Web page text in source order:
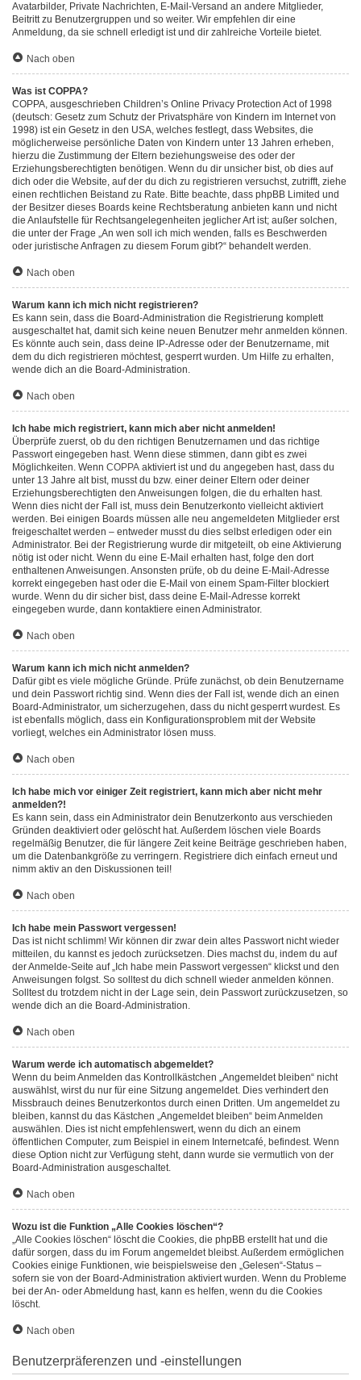
Avatarbilder, Private Nachrichten, E-Mail-Versand an andere Mitglieder,
Beitritt zu Benutzergruppen und so weiter. Wir empfehlen dir eine
Anmeldung, da sie schnell erledigt ist und dir zahlreiche Vorteile bietet.
Nach oben
Was ist COPPA?
COPPA, ausgeschrieben Children’s Online Privacy Protection Act of 1998
(deutsch: Gesetz zum Schutz der Privatsphäre von Kindern im Internet von
1998) ist ein Gesetz in den USA, welches festlegt, dass Websites, die
möglicherweise persönliche Daten von Kindern unter 13 Jahren erheben,
hierzu die Zustimmung der Eltern beziehungsweise des oder der
Erziehungsberechtigten benötigen. Wenn du dir unsicher bist, ob dies auf
dich oder die Website, auf der du dich zu registrieren versuchst, zutrifft, ziehe
einen rechtlichen Beistand zu Rate. Bitte beachte, dass phpBB Limited und
der Besitzer dieses Boards keine Rechtsberatung anbieten kann und nicht
die Anlaufstelle für Rechtsangelegenheiten jeglicher Art ist; außer solchen,
die unter der Frage „An wen soll ich mich wenden, falls es Beschwerden
oder juristische Anfragen zu diesem Forum gibt?“ behandelt werden.
Nach oben
Warum kann ich mich nicht registrieren?
Es kann sein, dass die Board-Administration die Registrierung komplett
ausgeschaltet hat, damit sich keine neuen Benutzer mehr anmelden können.
Es könnte auch sein, dass deine IP-Adresse oder der Benutzername, mit
dem du dich registrieren möchtest, gesperrt wurden. Um Hilfe zu erhalten,
wende dich an die Board-Administration.
Nach oben
Ich habe mich registriert, kann mich aber nicht anmelden!
Überprüfe zuerst, ob du den richtigen Benutzernamen und das richtige
Passwort eingegeben hast. Wenn diese stimmen, dann gibt es zwei
Möglichkeiten. Wenn COPPA aktiviert ist und du angegeben hast, dass du
unter 13 Jahre alt bist, musst du bzw. einer deiner Eltern oder deiner
Erziehungsberechtigten den Anweisungen folgen, die du erhalten hast.
Wenn dies nicht der Fall ist, muss dein Benutzerkonto vielleicht aktiviert
werden. Bei einigen Boards müssen alle neu angemeldeten Mitglieder erst
freigeschaltet werden – entweder musst du dies selbst erledigen oder ein
Administrator. Bei der Registrierung wurde dir mitgeteilt, ob eine Aktivierung
nötig ist oder nicht. Wenn du eine E-Mail erhalten hast, folge den dort
enthaltenen Anweisungen. Ansonsten prüfe, ob du deine E-Mail-Adresse
korrekt eingegeben hast oder die E-Mail von einem Spam-Filter blockiert
wurde. Wenn du dir sicher bist, dass deine E-Mail-Adresse korrekt
eingegeben wurde, dann kontaktiere einen Administrator.
Nach oben
Warum kann ich mich nicht anmelden?
Dafür gibt es viele mögliche Gründe. Prüfe zunächst, ob dein Benutzername
und dein Passwort richtig sind. Wenn dies der Fall ist, wende dich an einen
Board-Administrator, um sicherzugehen, dass du nicht gesperrt wurdest. Es
ist ebenfalls möglich, dass ein Konfigurationsproblem mit der Website
vorliegt, welches ein Administrator lösen muss.
Nach oben
Ich habe mich vor einiger Zeit registriert, kann mich aber nicht mehr
anmelden?!
Es kann sein, dass ein Administrator dein Benutzerkonto aus verschieden
Gründen deaktiviert oder gelöscht hat. Außerdem löschen viele Boards
regelmäßig Benutzer, die für längere Zeit keine Beiträge geschrieben haben,
um die Datenbankgröße zu verringern. Registriere dich einfach erneut und
nimm aktiv an den Diskussionen teil!
Nach oben
Ich habe mein Passwort vergessen!
Das ist nicht schlimm! Wir können dir zwar dein altes Passwort nicht wieder
mitteilen, du kannst es jedoch zurücksetzen. Dies machst du, indem du auf
der Anmelde-Seite auf „Ich habe mein Passwort vergessen“ klickst und den
Anweisungen folgst. So solltest du dich schnell wieder anmelden können.
Solltest du trotzdem nicht in der Lage sein, dein Passwort zurückzusetzen, so
wende dich an die Board-Administration.
Nach oben
Warum werde ich automatisch abgemeldet?
Wenn du beim Anmelden das Kontrollkästchen „Angemeldet bleiben“ nicht
auswählst, wirst du nur für eine Sitzung angemeldet. Dies verhindert den
Missbrauch deines Benutzerkontos durch einen Dritten. Um angemeldet zu
bleiben, kannst du das Kästchen „Angemeldet bleiben“ beim Anmelden
auswählen. Dies ist nicht empfehlenswert, wenn du dich an einem
öffentlichen Computer, zum Beispiel in einem Internetcafé, befindest. Wenn
diese Option nicht zur Verfügung steht, dann wurde sie vermutlich von der
Board-Administration ausgeschaltet.
Nach oben
Wozu ist die Funktion „Alle Cookies löschen“?
„Alle Cookies löschen“ löscht die Cookies, die phpBB erstellt hat und die
dafür sorgen, dass du im Forum angemeldet bleibst. Außerdem ermöglichen
Cookies einige Funktionen, wie beispielsweise den „Gelesen“-Status –
sofern sie von der Board-Administration aktiviert wurden. Wenn du Probleme
bei der An- oder Abmeldung hast, kann es helfen, wenn du die Cookies
löscht.
Nach oben
Benutzerpräferenzen und -einstellungen